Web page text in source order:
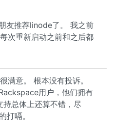
友推荐linode了。 我之前
次重新启动之前和之后都
满意。 根本没有投诉。
用户，他们拥有
总体上还算不错，尽
打嗝。